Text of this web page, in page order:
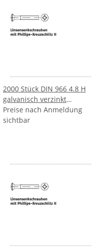
2000 Stück DIN 966 4.8 H
galvanisch verzinkt
Linsenkopfschrauben mit
Phillips Kreuzschlitz H
Preise nach Anmeldung
sichtbar